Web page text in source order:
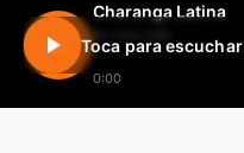
Charanga Latina
En vivo 24h
0:00
Toca para escuchar